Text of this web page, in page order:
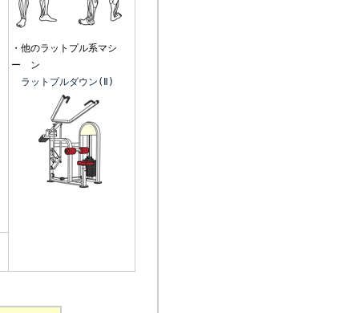
・他のラットプル系マシ
ー ン
ラットプルダウン(Ⅱ)